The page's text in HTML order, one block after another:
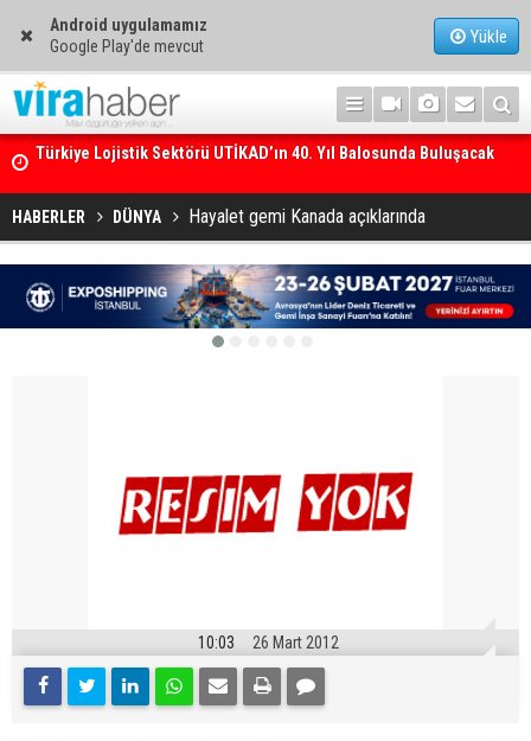
Android uygulamamız
Google Play'de mevcut
Yükle
250’den fazla tekne Bodrum’da görücüye çıkacak
HABERLER DÜNYA Hayalet gemi Kanada açıklarında
10:03 26 Mart 2012